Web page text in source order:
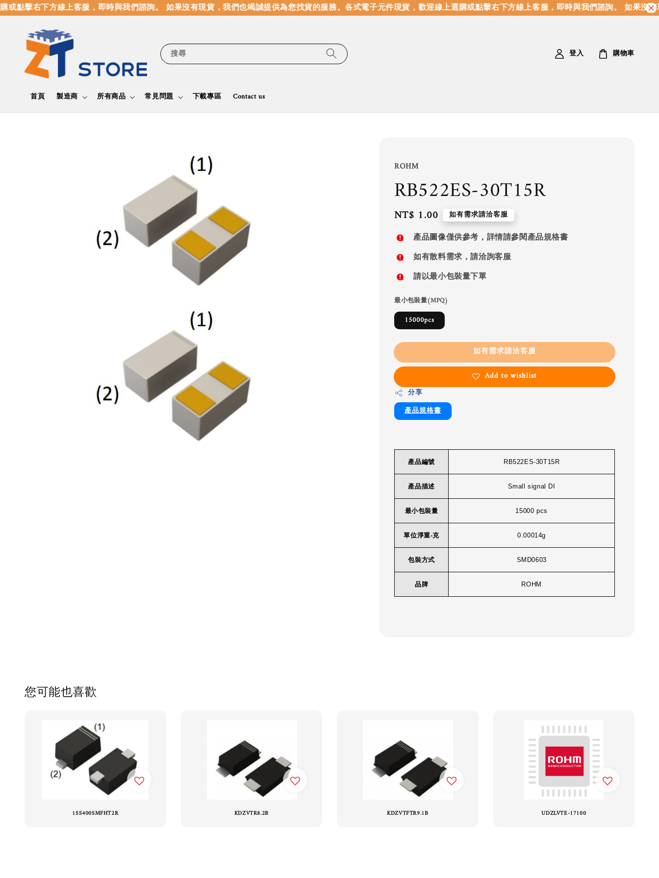
點擊右下方線上客服，即時與我們諮詢。 如果沒有現貨，我們也竭誠提供為您找貨的服務。各式電子元件現貨，歡迎線上選購或點擊右下方線上客服，即時與我們諮詢。 如果沒有
搜尋
首頁 製造商 所有商品 常見問題 下載專區 Contact us
登入 購物車
ROHM
RB522ES-30T15R
Regular
price
NT$ 1.00 如有需求請洽客服
產品圖像僅供參考，詳情請參閱產品規格書
如有散料需求，請洽詢客服
請以最小包裝量下單
最小包裝量(MPQ)
15000pcs
如有需求請洽客服
Add to wishlist
分享
產品規格書
產品編號 RB522ES-30T15R
產品描述 Small signal DI
最小包裝量 15000 pcs
單位淨重-克 0.00014g
包裝方式 SMD0603
品牌 ROHM
您可能也喜歡
1SS400SMFHT2R KDZVTR8.2B KDZVTFTR9.1B UDZLVTE-17100